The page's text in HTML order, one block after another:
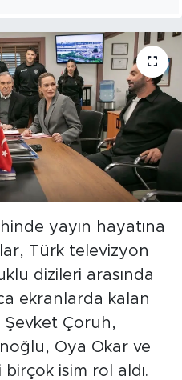
yayın hayatına
Türk televizyon
dizileri arasında
ekranlarda kalan
Şevket Çoruh,
Oya Okar ve
isim rol aldı.